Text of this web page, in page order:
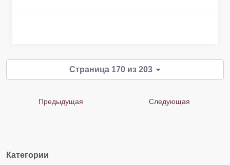
Страница 170 из 203
Предыдущая Следующая
Категории